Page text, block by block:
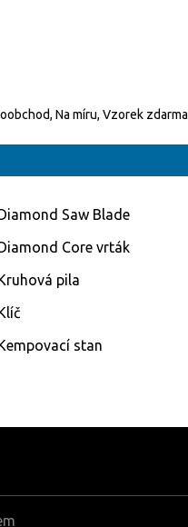
Na míru, Vzorek zdarma
Saw Blade
Core vrták
pila
stan